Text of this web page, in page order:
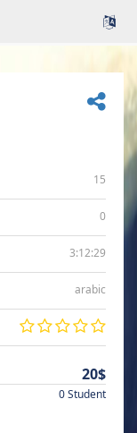
15
0
3:12:29
arabic
20$
0 Student